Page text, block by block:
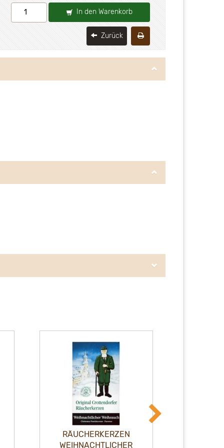
In den Warenkorb
Zurück
RÄUCHERKERZEN
WEIHNACHTLICHER